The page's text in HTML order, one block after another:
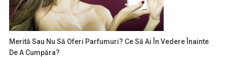
Merită Sau Nu Să Oferi Parfumuri? Ce Să Ai În Vedere Înainte
De A Cumpăra?